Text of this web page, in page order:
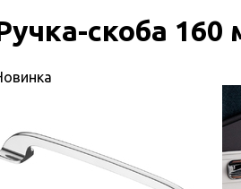
скоба 160